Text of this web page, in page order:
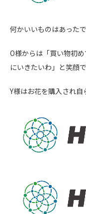
何かいいものはあった
O様からは「買い物初
にいきたいわ」と笑顔
Y様はお花を購入され